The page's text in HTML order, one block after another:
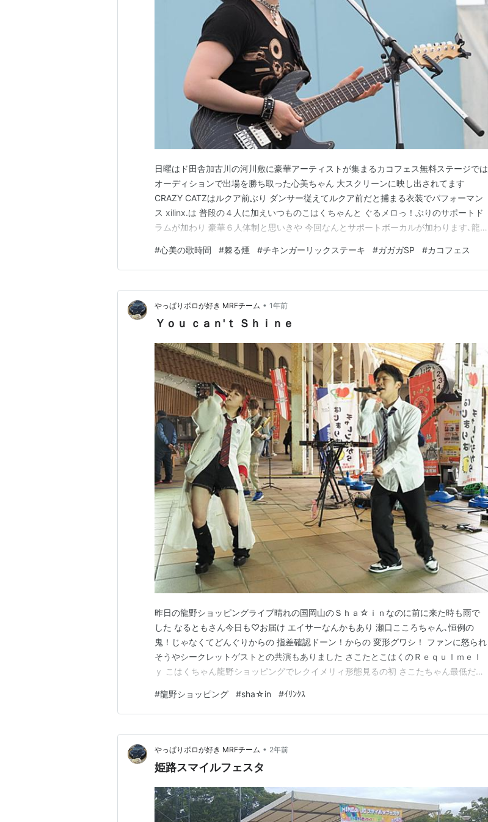
日曜はド田舎加古川の河川敷に豪華アーティストが集まるカコフェス無料ステージでは
オーディションで出場を勝ち取った心美ちゃん 大スクリーンに映し出されてます
CRAZY CATZはルクア前ぶり ダンサー従えてルクア前だと捕まる衣装でパフォーマン
ス xilinx.は 普段の４人に加えいつものこはくちゃんと ぐるメロっ！ぶりのサポートド
ラムが加わり 豪華６人体制と思いきや 今回なんとサポートボーカルが加わります､龍
大学の後輩､宮下みやし君は今日も熱いステージで アッと驚くCRAZY CATZもノリノリ
棘る煙はハッピーぐ…
#心美の歌時間 #棘る煙 #チキンガーリックステーキ #ガガガSP #カコフェス
やっぱりボロが好き MRFチーム • 1年前
Ｙｏｕ ｃａｎ'ｔ Ｓｈｉｎｅ
昨日の龍野ショッピングライブ晴れの国岡山のＳｈａ☆ｉｎなのに前に来た時も雨で
した なるともさん今日も♡お届け エイサーなんかもあり 瀬口こころちゃん､恒例の
鬼！じゃなくてどんぐりからの 指差確認ドーン！からの 変形グワシ！ ファンに怒られ
そうやシークレットゲストとの共演もありました さこたとこはくのＲｅｑｕｌｍｅｌ
ｙ こはくちゃん龍野ショッピングでレクイメリィ形態見るの初 さこたちゃん最低だの
カルシゲちゃん ｢ＴＡ=Ｏよりいい､カコフェスもシゲちゃん出て！｣とかいう声もあり
｢じゃあＴＡ=Ｏは客席で見てて…
#龍野ショッピング #sha☆in #ｲﾘﾝｸｽ
やっぱりボロが好き MRFチーム • 2年前
姫路スマイルフェスタ